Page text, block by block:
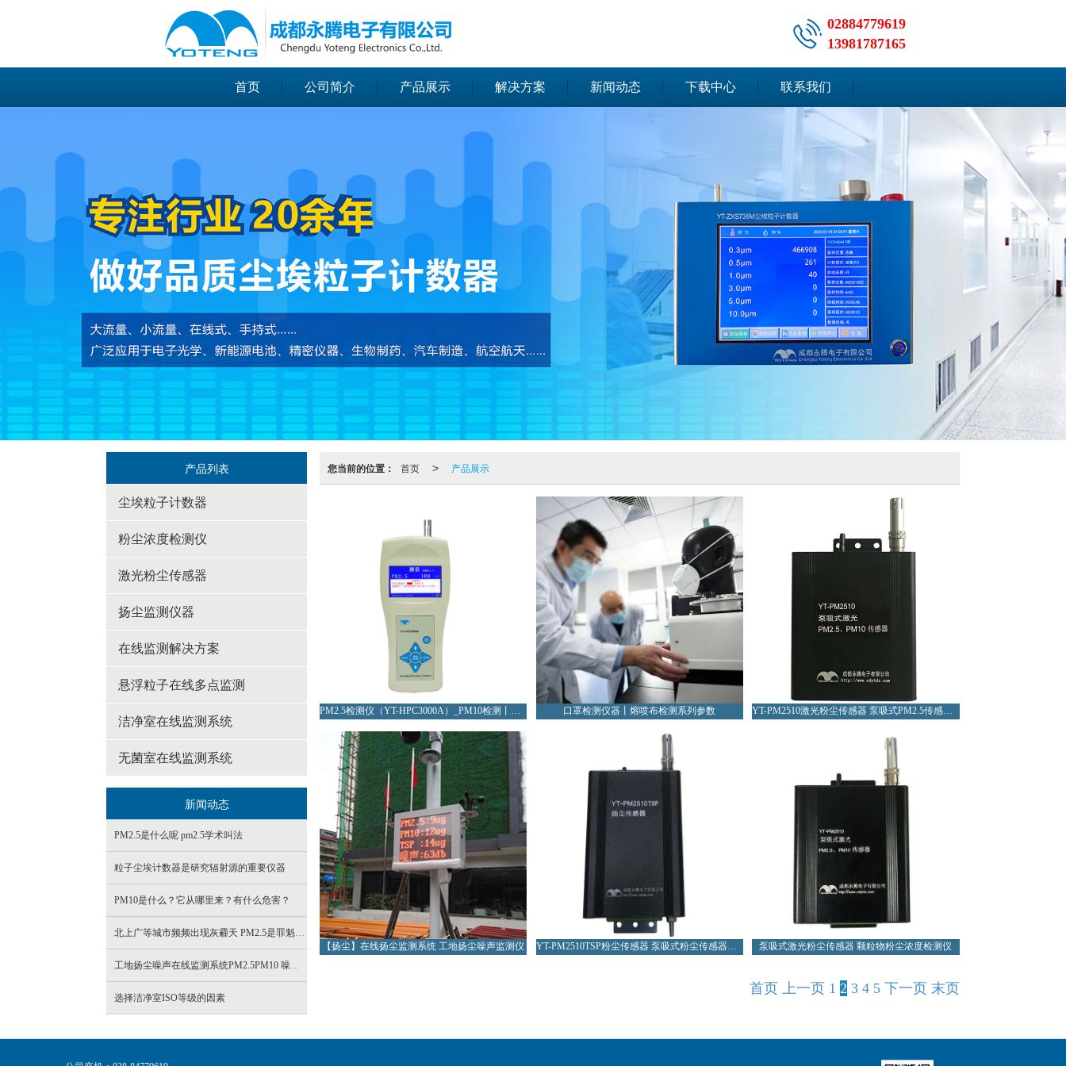
很遗憾，因您的浏览器版本过低导致无法获得最佳浏览体验，推荐下载安装谷歌浏览器！
02884779619
13981787165
首页 公司简介 产品展示 解决方案 新闻动态 下载中心 联系我们
您当前的位置： 首页 > 产品展示
PM2.5检测仪（YT-HPC3000A）_PM10检测丨家用 口罩检测仪器丨熔喷布检测系列参数 YT-PM2510激光粉尘传感器 泵吸式PM2.5传感器_价格
【扬尘】在线扬尘监测系统 工地扬尘噪声监测仪 YT-PM2510TSP粉尘传感器 泵吸式粉尘传感器厂家 原理 泵吸式激光粉尘传感器 颗粒物粉尘浓度检测仪
首页 上一页 1 2 3 4 5 下一页 末页
产品列表
尘埃粒子计数器
粉尘浓度检测仪
激光粉尘传感器
扬尘监测仪器
在线监测解决方案
悬浮粒子在线多点监测
洁净室在线监测系统
无菌室在线监测系统
新闻动态
PM2.5是什么呢 pm2.5学术叫法
粒子尘埃计数器是研究辐射源的重要仪器
PM10是什么？它从哪里来？有什么危害？
北上广等城市频频出现灰霾天 PM2.5是罪魁祸首
工地扬尘噪声在线监测系统PM2.5PM10 噪声实时检测设备
选择洁净室ISO等级的因素